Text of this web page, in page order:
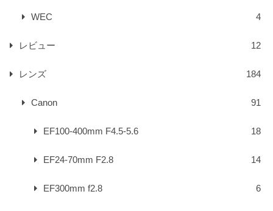
WEC 4
レビュー 12
レンズ 184
Canon 91
EF100-400mm F4.5-5.6 18
EF24-70mm F2.8 14
EF300mm f2.8 6